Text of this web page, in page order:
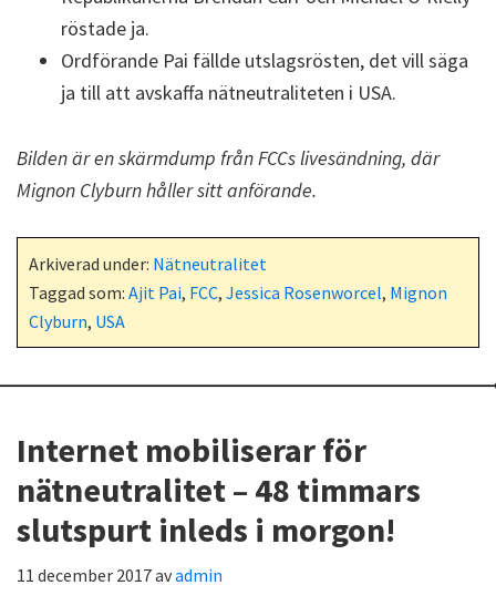
röstade ja.
Ordförande Pai fällde utslagsrösten, det vill säga
ja till att avskaffa nätneutraliteten i USA.
Bilden är en skärmdump från FCCs livesändning, där
Mignon Clyburn håller sitt anförande.
Arkiverad under: Nätneutralitet
Taggad som: Ajit Pai, FCC, Jessica Rosenworcel, Mignon
Clyburn, USA
Internet mobiliserar för
nätneutralitet – 48 timmars
slutspurt inleds i morgon!
11 december 2017avadmin